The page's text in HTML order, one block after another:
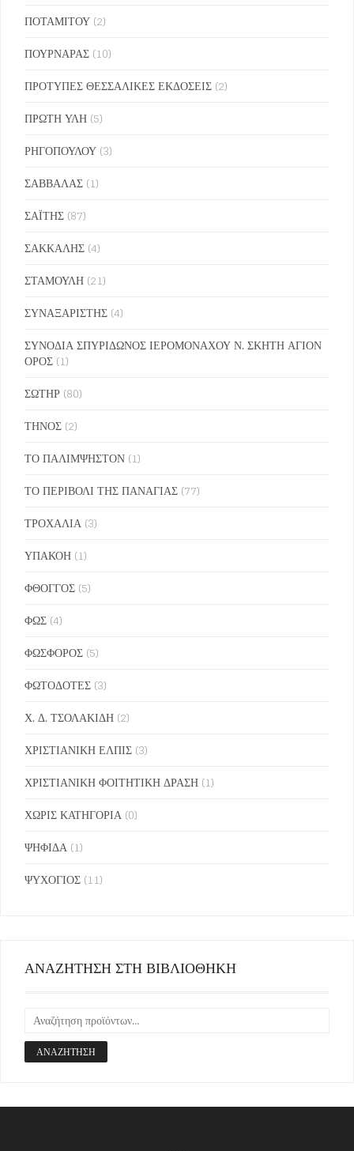
ΠΟΤΑΜΙΤΟΥ (2)
ΠΟΥΡΝΑΡΑΣ (10)
ΠΡΟΤΥΠΕΣ ΘΕΣΣΑΛΙΚΕΣ ΕΚΔΟΣΕΙΣ (2)
ΠΡΩΤΗ ΥΛΗ (5)
ΡΗΓΟΠΟΥΛΟΥ (3)
ΣΑΒΒΑΛΑΣ (1)
ΣΑΪΤΗΣ (87)
ΣΑΚΚΑΛΗΣ (4)
ΣΤΑΜΟΥΛΗ (21)
ΣΥΝΑΞΑΡΙΣΤΗΣ (4)
ΣΥΝΟΔΙΑ ΣΠΥΡΙΔΩΝΟΣ ΙΕΡΟΜΟΝΑΧΟΥ Ν. ΣΚΗΤΗ ΑΓΙΟΝ
ΟΡΟΣ (1)
ΣΩΤΗΡ (80)
ΤΗΝΟΣ (2)
ΤΟ ΠΑΛΙΜΨΗΣΤΟΝ (1)
ΤΟ ΠΕΡΙΒΟΛΙ ΤΗΣ ΠΑΝΑΓΙΑΣ (77)
ΤΡΟΧΑΛΙΑ (3)
ΥΠΑΚΟΗ (1)
ΦΘΟΓΓΟΣ (5)
ΦΩΣ (4)
ΦΩΣΦΟΡΟΣ (5)
ΦΩΤΟΔΟΤΕΣ (3)
Χ. Δ. ΤΣΟΛΑΚΙΔΗ (2)
ΧΡΙΣΤΙΑΝΙΚΗ ΕΛΠΙΣ (3)
ΧΡΙΣΤΙΑΝΙΚΗ ΦΟΙΤΗΤΙΚΗ ΔΡΑΣΗ (1)
ΧΩΡΙΣ ΚΑΤΗΓΟΡΙΑ (0)
ΨΗΦΙΔΑ (1)
ΨΥΧΟΓΙΟΣ (11)
ΑΝΑΖΗΤΗΣΗ ΣΤΗ ΒΙΒΛΙΟΘΗΚΗ
ΑΝΑΖΉΤΗΣΗ